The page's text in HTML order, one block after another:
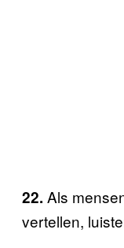
22. Als
vertellen,